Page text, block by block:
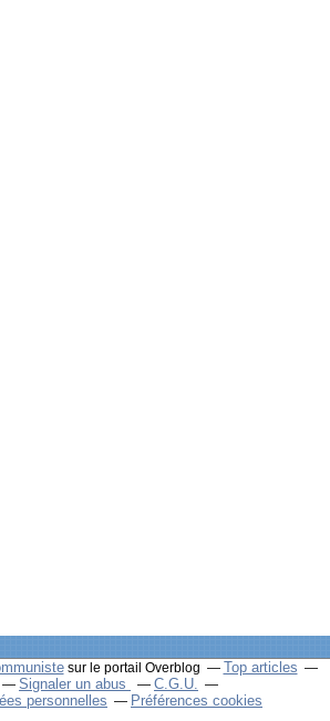
sur le portail Overblog
Top articles
Signaler un abus
C.G.U.
personnelles
Préférences cookies